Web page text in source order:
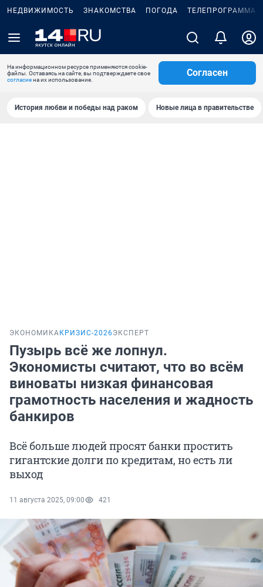
НЕДВИЖИМОСТЬ ЗНАКОМСТВА ПОГОДА ТЕЛЕПРОГРАММА
На информационном ресурсе применяются cookie-
файлы. Оставаясь на сайте, вы подтверждаете свое
согласиена их использование.
Согласен
История любви и победы над раком Новые лица в правительстве
ЭКОНОМИКА КРИЗИС-2026ЭКСПЕРТ
Пузырь всё же лопнул.
Экономисты считают, что во всём
виноваты низкая финансовая
грамотность населения и жадность
банкиров
Всё больше людей просят банки простить
гигантские долги по кредитам, но есть ли
выход
11 августа 2025, 09:00 421